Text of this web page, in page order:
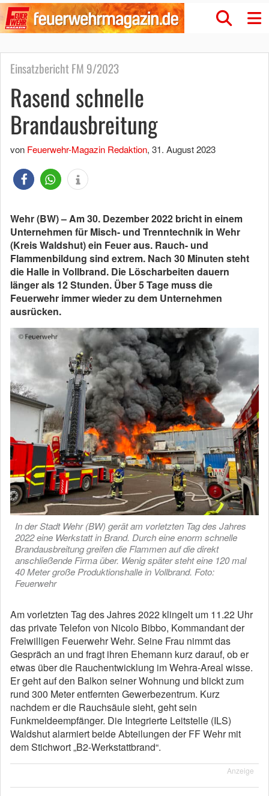
Einsatzbericht FM 9/2023
Rasend schnelle
Brandausbreitung
von Feuerwehr-Magazin Redaktion, 31. August 2023
Wehr (BW) – Am 30. Dezember 2022 bricht in einem
Unternehmen für Misch- und Trenntechnik in Wehr
(Kreis Waldshut) ein Feuer aus. Rauch- und
Flammenbildung sind extrem. Nach 30 Minuten steht
die Halle in Vollbrand. Die Löscharbeiten dauern
länger als 12 Stunden. Über 5 Tage muss die
Feuerwehr immer wieder zu dem Unternehmen
ausrücken.
In der Stadt Wehr (BW) gerät am vorletzten Tag des Jahres
2022 eine Werkstatt in Brand. Durch eine enorm schnelle
Brandausbreitung greifen die Flammen auf die direkt
anschließende Firma über. Wenig später steht eine 120 mal
40 Meter große Produktionshalle in Vollbrand. Foto:
Feuerwehr
Am vorletzten Tag des Jahres 2022 klingelt um 11.22 Uhr
das private Telefon von Nicolo Bibbo, Kommandant der
Freiwilligen Feuerwehr Wehr. Seine Frau nimmt das
Gespräch an und fragt ihren Ehemann kurz darauf, ob er
etwas über die Rauchentwicklung im Wehra-Areal wisse.
Er geht auf den Balkon seiner Wohnung und blickt zum
rund 300 Meter entfernten Gewerbezentrum. Kurz
nachdem er die Rauchsäule sieht, geht sein
Funkmeldeempfänger. Die Integrierte Leitstelle (ILS)
Waldshut alarmiert beide Abteilungen der FF Wehr mit
dem Stichwort „B2-Werkstattbrand“.
Anzeige